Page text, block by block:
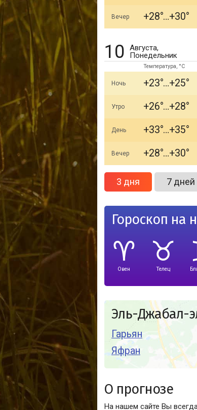
Вечер +28 +30
10
Августа,
Понедельник
Температура, °C
Ночь +23 +25
Утро +26 +28
День +33 +35
Вечер +28 +30
3 дня 7 дней
Гороскоп на
Овен Телец
Эль-Джабал-
Гарьян
Яфран
О прогнозе
На нашем сайте Вы